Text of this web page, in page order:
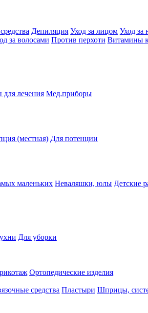
Депиляция Уход за лицом Уход за
за волосами Против перхоти Витамины
для лечения Мед.приборы
(местная) Для потенции
маленьких Неваляшки, юлы Детские
Для уборки
Ортопедические изделия
средства Пластыри Шприцы,